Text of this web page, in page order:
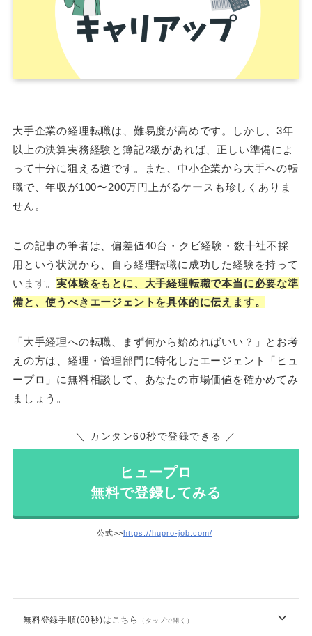
大手企業の経理転職は、難易度が高めです。しかし、3年
以上の決算実務経験と簿記2級があれば、正しい準備によ
って十分に狙える道です。また、中小企業から大手への転
職で、年収が100〜200万円上がるケースも珍しくありま
せん。
この記事の筆者は、偏差値40台・クビ経験・数十社不採
用という状況から、自ら経理転職に成功した経験を持って
います。実体験をもとに、大手経理転職で本当に必要な準
備と、使うべきエージェントを具体的に伝えます。
「大手経理への転職、まず何から始めればいい？」とお考
えの方は、経理・管理部門に特化したエージェント「ヒュ
ープロ」に無料相談して、あなたの市場価値を確かめてみ
ましょう。
＼ カンタン60秒で登録できる ／
ヒュープロ
無料で登録してみる
公式>>https://hupro-job.com/
無料登録手順(60秒)はこちら （タップで開く）